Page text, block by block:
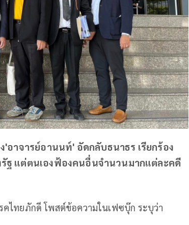
าจารย์อานนท์' อัดกลับธนาธร เรียกร้อง
ฐ แต่ตนเองฟ้องคนอื่นจำนวนมากแต่ละคดี
ไทยภักดี โพสต์ข้อความในเฟซบุ๊ก ระบุว่า